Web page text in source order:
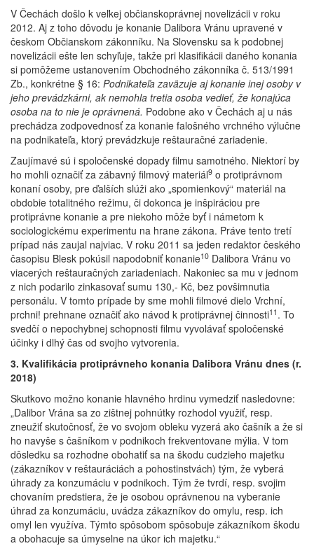
V Čechách došlo k veľkej občianskoprávnej novelizácii v roku
2012. Aj z toho dôvodu je konanie Dalibora Vránu upravené v
českom Občianskom zákonníku. Na Slovensku sa k podobnej
novelizácii ešte len schyľuje, takže pri klasifikácii daného konania
si pomôžeme ustanovením Obchodného zákonníka č. 513/1991
Zb., konkrétne § 16: Podnikateľa zaväzuje aj konanie inej osoby v
jeho prevádzkárni, ak nemohla tretia osoba vedieť, že konajúca
osoba na to nie je oprávnená. Podobne ako v Čechách aj u nás
prechádza zodpovednosť za konanie falošného vrchného výlučne
na podnikateľa, ktorý prevádzkuje reštauračné zariadenie.
Zaujímavé sú i spoločenské dopady filmu samotného. Niektorí by
ho mohli označiť za zábavný filmový materiál9 o protiprávnom
konaní osoby, pre ďalších slúži ako „spomienkový“ materiál na
obdobie totalitného režimu, či dokonca je inšpiráciou pre
protiprávne konanie a pre niekoho môže byť i námetom k
sociologickému experimentu na hrane zákona. Práve tento tretí
prípad nás zaujal najviac. V roku 2011 sa jeden redaktor českého
časopisu Blesk pokúsil napodobniť konanie10 Dalibora Vránu vo
viacerých reštauračných zariadeniach. Nakoniec sa mu v jednom
z nich podarilo zinkasovať sumu 130,- Kč, bez povšimnutia
personálu. V tomto prípade by sme mohli filmové dielo Vrchní,
prchni! prehnane označiť ako návod k protiprávnej činnosti11 . To
svedčí o nepochybnej schopnosti filmu vyvolávať spoločenské
účinky i dlhý čas od svojho vytvorenia.
3. Kvalifikácia protiprávneho konania Dalibora Vránu dnes (r.
2018)
Skutkovo možno konanie hlavného hrdinu vymedziť nasledovne:
„Dalibor Vrána sa zo zištnej pohnútky rozhodol využiť, resp.
zneužiť skutočnosť, že vo svojom obleku vyzerá ako čašník a že si
ho navyše s čašníkom v podnikoch frekventovane mýlia. V tom
dôsledku sa rozhodne obohatiť sa na škodu cudzieho majetku
(zákazníkov v reštauráciách a pohostinstvách) tým, že vyberá
úhrady za konzumáciu v podnikoch. Tým že tvrdí, resp. svojim
chovaním predstiera, že je osobou oprávnenou na vyberanie
úhrad za konzumáciu, uvádza zákazníkov do omylu, resp. ich
omyl len využíva. Týmto spôsobom spôsobuje zákazníkom škodu
a obohacuje sa úmyselne na úkor ich majetku.“